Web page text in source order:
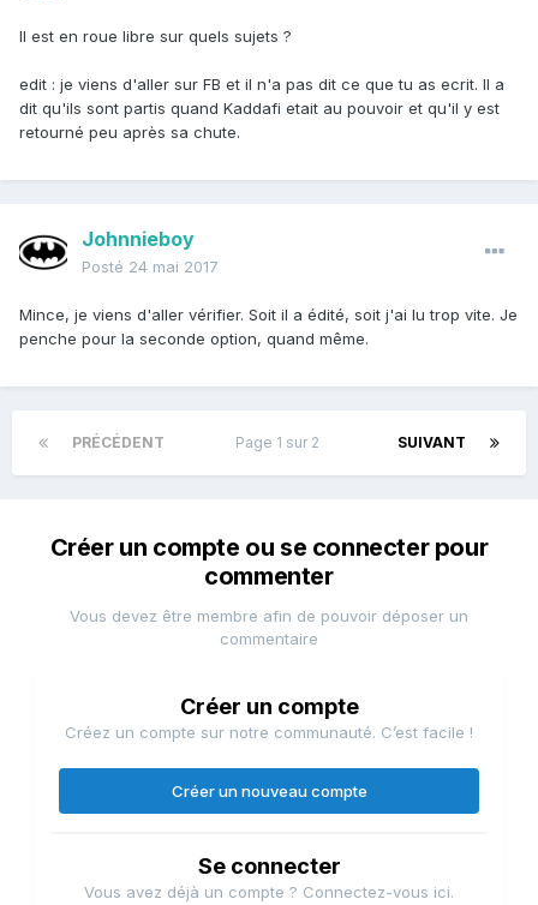
Didsbury, affirme encore le Guardian.
Il est en roue libre sur quels sujets ?
edit : je viens d'aller sur FB et il n'a pas dit ce que tu as ecrit. Il a
dit qu'ils sont partis quand Kaddafi etait au pouvoir et qu'il y est
retourné peu après sa chute.
Johnnieboy
Posté 24 mai 2017
Mince, je viens d'aller vérifier. Soit il a édité, soit j'ai lu trop vite. Je
penche pour la seconde option, quand même.
PRÉCÉDENT SUIVANT
Page 1 sur 2
Créer un compte ou se connecter pour
commenter
Vous devez être membre afin de pouvoir déposer un
commentaire
Créer un compte
Créez un compte sur notre communauté. C’est facile !
Créer un nouveau compte
Se connecter
Vous avez déjà un compte ? Connectez-vous ici.